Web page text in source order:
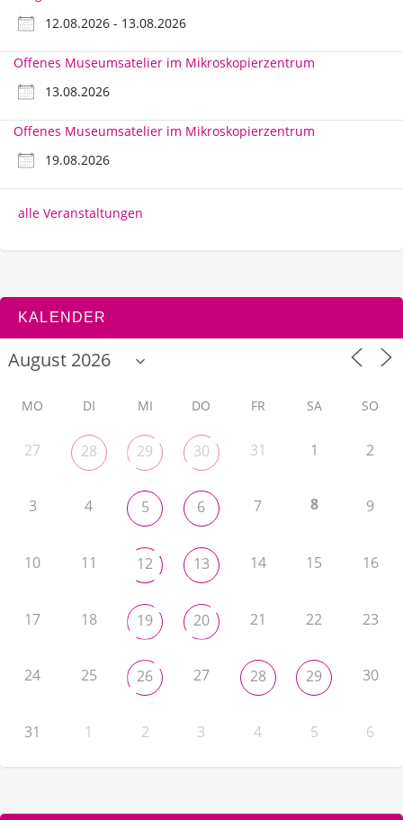
12.08.2026 - 13.08.2026
Offenes Museumsatelier im Mikroskopierzentrum
13.08.2026
Offenes Museumsatelier im Mikroskopierzentrum
19.08.2026
alle Veranstaltungen
KALENDER
MO DI MI DO FR SA SO
27 28 29 30 31 1 2
3 4 5 6 7 8 9
10 11 12 13 14 15 16
17 18 19 20 21 22 23
24 25 26 27 28 29 30
31 1 2 3 4 5 6